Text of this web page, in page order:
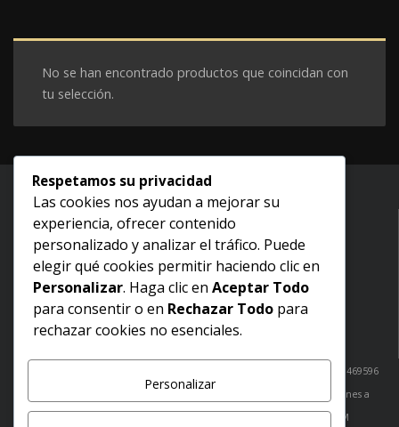
No se han encontrado productos que coincidan con
tu selección.
Inicio
Nosotros
Aviso legal
Términos y condiciones
Politica de devoluciones
¿Dudas? Comunicate con nosotros: Cabo San Lucas: 6241051520 / 6241469596
Lunes a
Sábados de 10:00 AM a 18:00 PM
Respetamos su privacidad
Las cookies nos ayudan a mejorar su
experiencia, ofrecer contenido
personalizado y analizar el tráfico. Puede
elegir qué cookies permitir haciendo clic en
Personalizar. Haga clic en Aceptar Todo
para consentir o en Rechazar Todo para
rechazar cookies no esenciales.
Personalizar